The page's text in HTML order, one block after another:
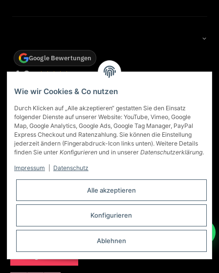
Wie wir Cookies & Co nutzen
Durch Klicken auf „Alle akzeptieren“ gestatten Sie den Einsatz
folgender Dienste auf unserer Website: YouTube, Vimeo, Google
Map, Google Analytics, Google Ads, Google Tag Manager, PayPal
Express Checkout und Ratenzahlung. Sie können die Einstellung
jederzeit ändern (Fingerabdruck-Icon links unten). Weitere Details
finden Sie unter Konfigurieren und in unserer Datenschutzerklärung.
Impressum Datenschutz
Alle akzeptieren
Konfigurieren
Ablehnen
Google Bewertungen
4,9 ★★★★★Basierend auf 83 Google-Rezensionen
Georg Oltersdorf ★★★★★
Das Kaminstudio in Dortmund ist eine gute Adresse für ein
Ofen Kauf. Sehr gute Beratung. Der Ofen, der uns
empfohlen wurde, ist genau der richtige gewesen... wir
sind sehr zufrieden. Auch die Lieferung, Montage und
Einweisung hat super geklappt.
vom 17.03.2026